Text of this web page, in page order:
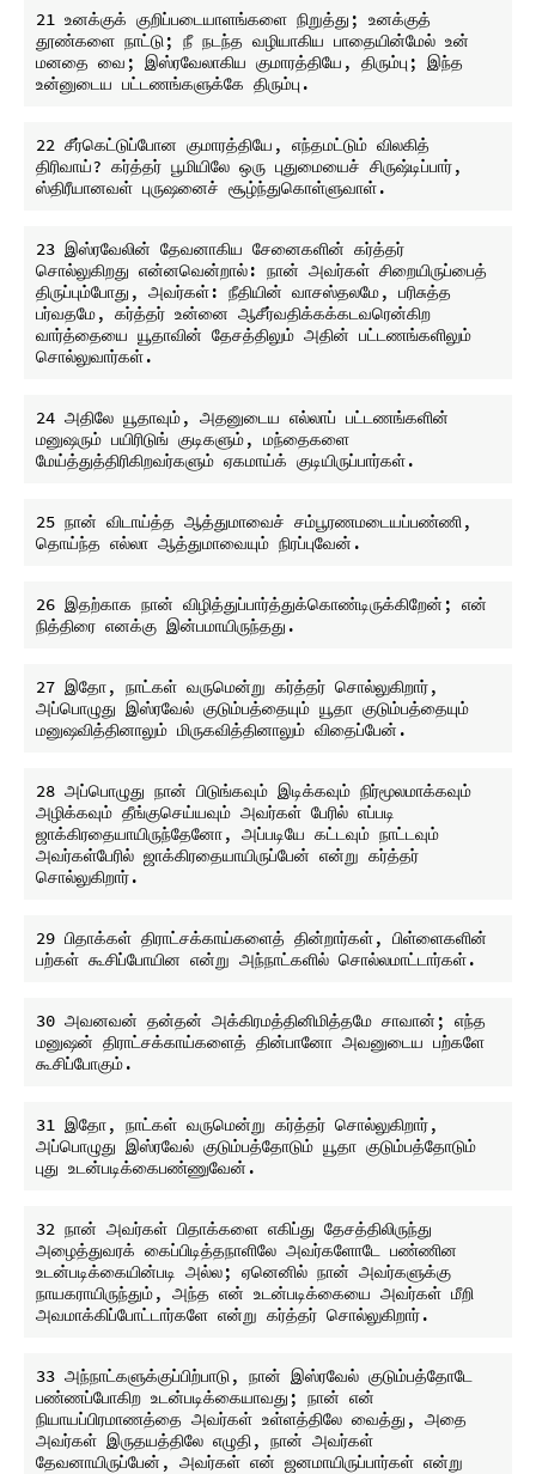
21 உனக்குக் குறிப்படையாளங்களை நிறுத்து; உனக்குத்
தூண்களை நாட்டு; நீ நடந்த வழியாகிய பாதையின்மேல் உன்
மனதை வை; இஸ்ரவேலாகிய குமாரத்தியே, திரும்பு; இந்த
22 சீர்கெட்டுப்போன குமாரத்தியே, எந்தமட்டும் விலகித்
திரிவாய்? கர்த்தர் பூமியிலே ஒரு புதுமையைச் சிருஷ்டிப்பார்,
23 இஸ்ரவேலின் தேவனாகிய சேனைகளின் கர்த்தர்
சொல்லுகிறது என்னவென்றால்: நான் அவர்கள் சிறையிருப்பைத்
திருப்பும்போது, அவர்கள்: நீதியின் வாசஸ்தலமே, பரிசுத்த
பர்வதமே, கர்த்தர் உன்னை ஆசீர்வதிக்கக்கடவரென்கிற
வார்த்தையை யூதாவின் தேசத்திலும் அதின் பட்டணங்களிலும்
24 அதிலே யூதாவும், அதனுடைய எல்லாப் பட்டணங்களின்
மனுஷரும் பயிரிடுங் குடிகளும், மந்தைகளை
25 நான் விடாய்த்த ஆத்துமாவைச் சம்பூரணமடையப்பண்ணி,
26 இதற்காக நான் விழித்துப்பார்த்துக்கொண்டிருக்கிறேன்; என்
27 இதோ, நாட்கள் வருமென்று கர்த்தர் சொல்லுகிறார்,
அப்பொழுது இஸ்ரவேல் குடும்பத்தையும் யூதா குடும்பத்தையும்
28 அப்பொழுது நான் பிடுங்கவும் இடிக்கவும் நிர்மூலமாக்கவும்
அழிக்கவும் தீங்குசெய்யவும் அவர்கள் பேரில் எப்படி
ஜாக்கிரதையாயிருந்தேனோ, அப்படியே கட்டவும் நாட்டவும்
அவர்கள்பேரில் ஜாக்கிரதையாயிருப்பேன் என்று கர்த்தர்
29 பிதாக்கள் திராட்சக்காய்களைத் தின்றார்கள், பிள்ளைகளின்
30 அவனவன் தன்தன் அக்கிரமத்தினிமித்தமே சாவான்; எந்த
மனுஷன் திராட்சக்காய்களைத் தின்பானோ அவனுடைய பற்களே
31 இதோ, நாட்கள் வருமென்று கர்த்தர் சொல்லுகிறார்,
அப்பொழுது இஸ்ரவேல் குடும்பத்தோடும் யூதா குடும்பத்தோடும்
32 நான் அவர்கள் பிதாக்களை எகிப்து தேசத்திலிருந்து
அழைத்துவரக் கைப்பிடித்தநாளிலே அவர்களோடே பண்ணின
உடன்படிக்கையின்படி அல்ல; ஏனெனில் நான் அவர்களுக்கு
நாயகராயிருந்தும், அந்த என் உடன்படிக்கையை அவர்கள் மீறி
33 அந்நாட்களுக்குப்பிற்பாடு, நான் இஸ்ரவேல் குடும்பத்தோடே
பண்ணப்போகிற உடன்படிக்கையாவது; நான் என்
நியாயப்பிரமாணத்தை அவர்கள் உள்ளத்திலே வைத்து, அதை
அவர்கள் இருதயத்திலே எழுதி, நான் அவர்கள்
தேவனாயிருப்பேன், அவர்கள் என் ஜனமாயிருப்பார்கள் என்று